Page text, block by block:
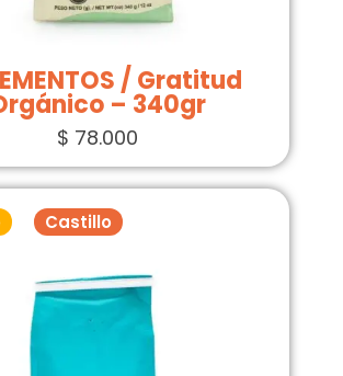
/ Gratitud
– 340gr
$ 78.000
Castillo